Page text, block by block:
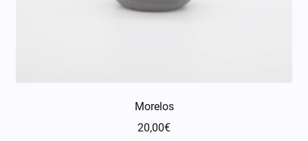
Morelos
20,00€